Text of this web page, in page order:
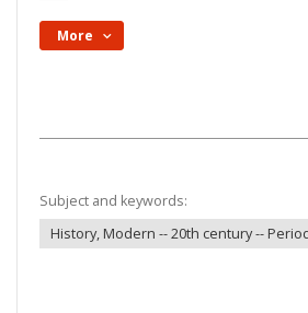
More
Subject and keywords:
History, Modern -- 20th century --